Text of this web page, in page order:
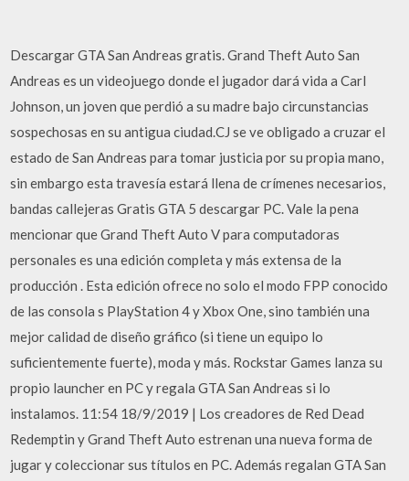
Descargar GTA San Andreas gratis. Grand Theft Auto San
Andreas es un videojuego donde el jugador dará vida a Carl
Johnson, un joven que perdió a su madre bajo circunstancias
sospechosas en su antigua ciudad.CJ se ve obligado a cruzar el
estado de San Andreas para tomar justicia por su propia mano,
sin embargo esta travesía estará llena de crímenes necesarios,
bandas callejeras Gratis GTA 5 descargar PC. Vale la pena
mencionar que Grand Theft Auto V para computadoras
personales es una edición completa y más extensa de la
producción . Esta edición ofrece no solo el modo FPP conocido
de las consola s PlayStation 4 y Xbox One, sino también una
mejor calidad de diseño gráfico (si tiene un equipo lo
suficientemente fuerte), moda y más. Rockstar Games lanza su
propio launcher en PC y regala GTA San Andreas si lo
instalamos. 11:54 18/9/2019 | Los creadores de Red Dead
Redemptin y Grand Theft Auto estrenan una nueva forma de
jugar y coleccionar sus títulos en PC. Además regalan GTA San